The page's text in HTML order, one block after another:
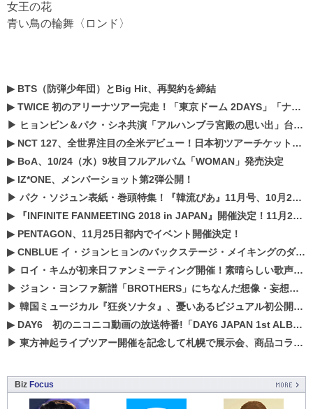
女王の花
青い鳥の輪舞〈ロンド〉
▶ BTS（防弾少年団）とBig Hit、再契約を締結
▶TWICE 初のアリーナツアー完走！「東京ドーム 2DAYS」「ナゴヤドーム1DAY」「京セラドーム1DAY」2019年ドームツアー開催決定！！
▶ ヒョンビン＆パク・シネ共演「アルハンブラ宮殿の思い出」台本読み現場を公開
▶ NCT 127、全世界注目の全米デビュー！日本初ツアーチケットが早くもプレミア化！？
▶ BoA、10/24（水）9枚目フルアルバム「WOMAN」発売決定
▶ IZ*ONE、メンバーショット第2弾公開！
▶ パク・ソジュン表紙・巻頭特集！『韓流ぴあ』11月号、10月22日（月）発売！
▶
『INFINITE FANMEETING 2018 in JAPAN』開催決定！11月21、22日にパシフィコ横浜にて実施
▶ PENTAGON、11月25日都内でイベント開催決定！
▶CNBLUE イ・ジョンヒョンのバックステージ・メイキングのダイジェスト映像が公開！
▶ ロイ・キムが初来日ファンミーティング開催！素晴らしい歌声に癒される贅沢な時間
▶ ジョン・ヨンファ新譜「BROTHERS」にちなんだ想像・妄想企画がスタート！
▶ 韓国ミュージカル『狂炎ソナタ』、憂いある​ビジュアル初公開!! 主役リョウク、SHIN、KENらのコメントが到着！
▶ DAY6 初のニコニコ動画の放送特番!「DAY6 JAPAN 1st ALBUM「UNLOCK」発売記念 ライブ@ニコ生」を配信決定!
▶ 東方神起ライブツアー開催を記念して札幌で展示会、商品コラボが実現！！
Biz Focus